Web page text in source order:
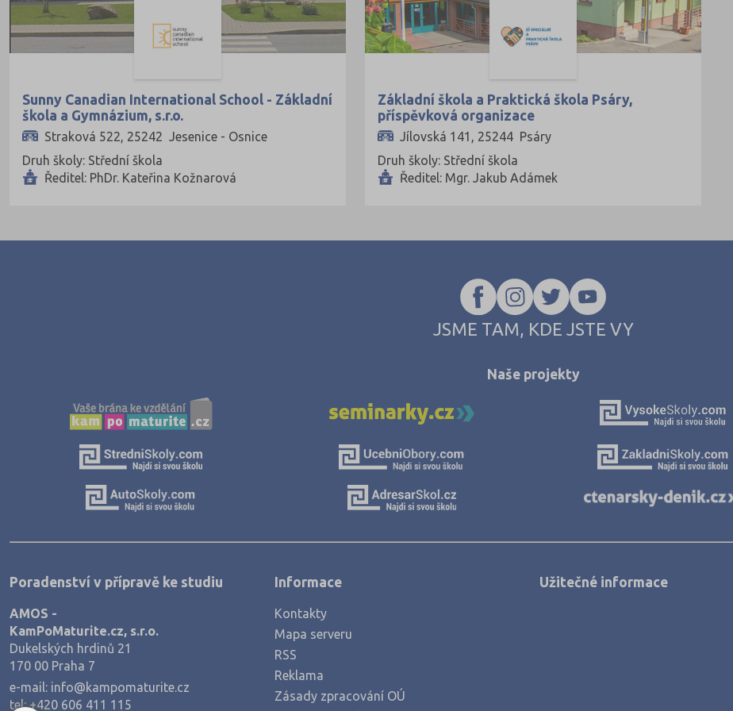
Kladno (21)
Klatovy (7)
Kroměříž (16)
Kutná Hora (11)
Liberec (20)
Litoměřice (15)
Nový Jičín (14)
Opava (19)
Pardubice (24)
Pelhřimov (11)
Praha-západ (5)
Ekologie a ochrana ŽP
Výroba a technologie potravin
Veterinářství
Hotelnictví, turismus, gastronomie
Policejní a vojenské obory
Právo
Sunny Canadian International School - Základní
škola a Gymnázium, s.r.o.
Straková 522, 25242 Jesenice - Osnice
Druh školy: Střední škola
Ředitel: PhDr. Kateřina Kožnarová
Základní škola a Praktická škola Psáry,
příspěvková organizace
Jílovská 141, 25244 Psáry
Druh školy: Střední škola
Ředitel: Mgr. Jakub Adámek
JSME TAM, KDE JSTE VY
Naše projekty
Poradenství v přípravě ke studiu
AMOS -
KamPoMaturite.cz, s.r.o.
Dukelských hrdinů 21
170 00 Praha 7
e-mail: info@kampomaturite.cz
tel:+420 606 411 115
Informace
Kontakty
Mapa serveru
RSS
Reklama
Zásady zpracování OÚ
Užitečné informace